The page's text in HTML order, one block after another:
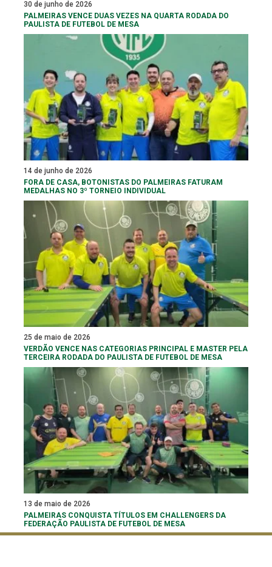
30 de junho de 2026
PALMEIRAS VENCE DUAS VEZES NA QUARTA RODADA DO
PAULISTA DE FUTEBOL DE MESA
14 de junho de 2026
FORA DE CASA, BOTONISTAS DO PALMEIRAS FATURAM
MEDALHAS NO 3º TORNEIO INDIVIDUAL
25 de maio de 2026
VERDÃO VENCE NAS CATEGORIAS PRINCIPAL E MASTER PELA
TERCEIRA RODADA DO PAULISTA DE FUTEBOL DE MESA
13 de maio de 2026
PALMEIRAS CONQUISTA TÍTULOS EM CHALLENGERS DA
FEDERAÇÃO PAULISTA DE FUTEBOL DE MESA